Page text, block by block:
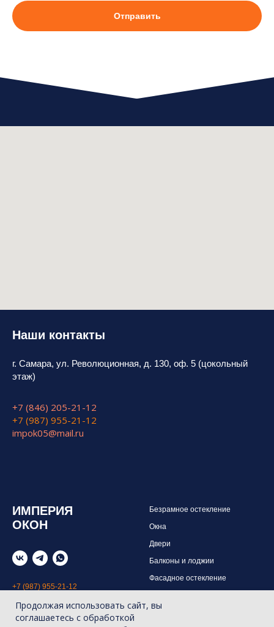
Продолжая использовать сайт, вы
соглашаетесь с обработкой
Отправить
Наши контакты
г. Самара, ул. Революционная, д. 130, оф. 5 (цокольный
этаж)
+7 (846) 205-21-12
+7 (987) 955-21-12
impok05@mail.ru
ИМПЕРИЯ
ОКОН
+7 (987) 955-21-12
Безрамное остекление
Окна
Двери
Балконы и лоджии
Фасадное остекление